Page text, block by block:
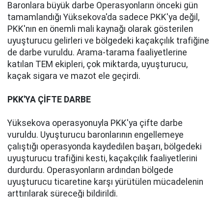
Baronlara büyük darbe Operasyonların önceki gün
tamamlandığı Yüksekova'da sadece PKK'ya değil,
PKK'nın en önemli mali kaynağı olarak gösterilen
uyuşturucu gelirleri ve bölgedeki kaçakçılık trafiğine
de darbe vuruldu. Arama-tarama faaliyetlerine
katılan TEM ekipleri, çok miktarda, uyuşturucu,
kaçak sigara ve mazot ele geçirdi.
PKK'YA ÇİFTE DARBE
Yüksekova operasyonuyla PKK'ya çifte darbe
vuruldu. Uyuşturucu baronlarının engellemeye
çalıştığı operasyonda kaydedilen başarı, bölgedeki
uyuşturucu trafiğini kesti, kaçakçılık faaliyetlerini
durdurdu. Operasyonların ardından bölgede
uyuşturucu ticaretine karşı yürütülen mücadelenin
arttırılarak süreceği bildirildi.